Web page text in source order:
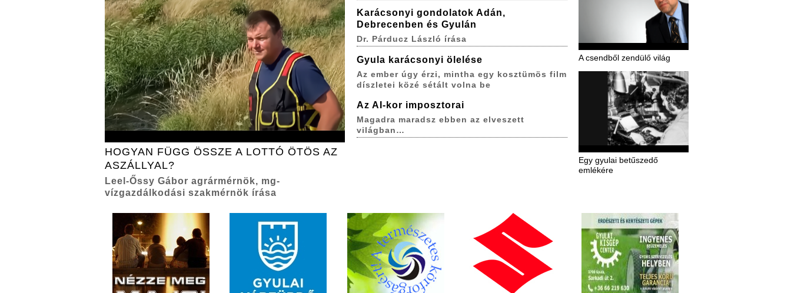
HOGYAN FÜGG ÖSSZE A LOTTÓ ÖTÖS AZ
ASZÁLLYAL?
Leel-Őssy Gábor agrármérnök, mg-
vízgazdálkodási szakmérnök írása
A csendből zendülő világ
Egy gyulai betűszedő
emlékére
Karácsonyi gondolatok Adán,
Debrecenben és Gyulán
Dr. Párducz László írása
Gyula karácsonyi ölelése
Az ember úgy érzi, mintha egy kosztümös film
díszletei közé sétált volna be
Az AI-kor imposztorai
Magadra maradsz ebben az elveszett
világban…